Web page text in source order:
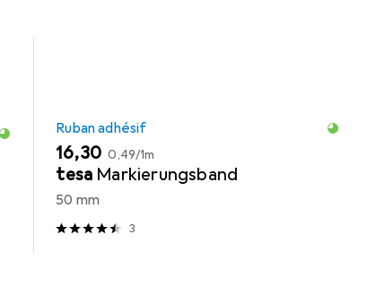
Ruban adhésif
EUR
16,30 EUR
0,49/1m
tesa Markierungsband
50 mm
3